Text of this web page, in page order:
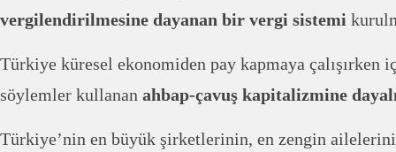
vergilendirilmesine dayanan bir vergi sistemi
Türkiye küresel ekonomiden pay kapmaya
söylemler kullanan ahbap-çavuş kapitalizmine
Türkiye’nin en büyük şirketlerinin, en zengin